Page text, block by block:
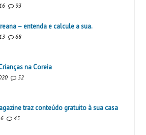
93
– entenda e calcule a sua.
68
na Coreia
52
traz conteúdo gratuito à sua casa
45